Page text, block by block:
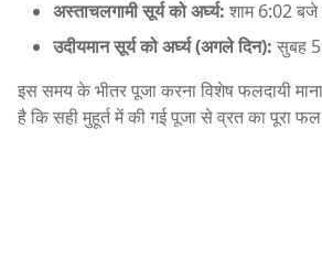
अस्ताचलगामी सूर्य को अर्घ्य: शाम 6:02
उदीयमान सूर्य को अर्घ्य (अगले दिन): सुबह
इस समय के भीतर पूजा करना विशेष फलदायी माना
है कि सही मुहूर्त में की गई पूजा से व्रत का पूरा